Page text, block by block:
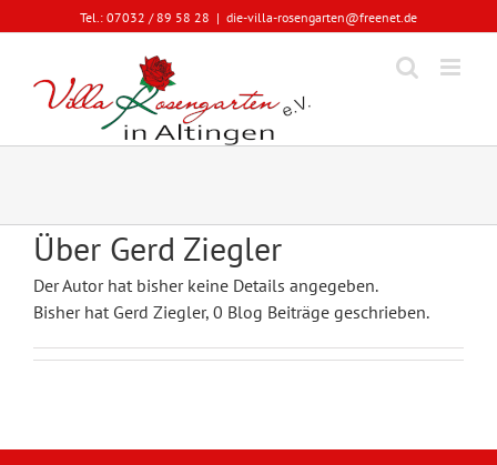
Inhalt
Tel.: 07032 / 89 58 28 | die-villa-rosengarten@freenet.de
Über Gerd Ziegler
Der Autor hat bisher keine Details angegeben.
Bisher hat Gerd Ziegler, 0 Blog Beiträge geschrieben.